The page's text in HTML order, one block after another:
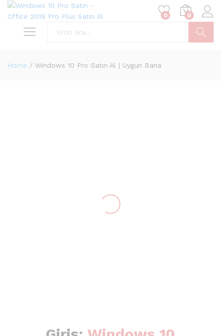
0 0
Home / Windows 10 Pro Satın Al | Uygun Bana